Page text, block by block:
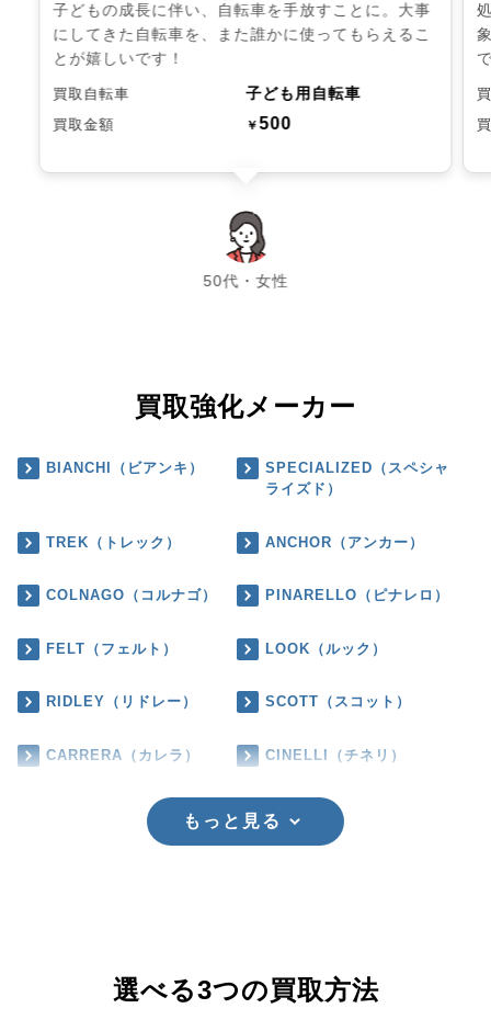
子どもの成長に伴い、自転車を手放すことに。大事
にしてきた自転車を、また誰かに使ってもらえるこ
とが嬉しいです！
買取自転車 子ども用自転車
買取金額 ￥500
50代・女性
chevron_left chevron_right
買取強化メーカー
BIANCHI（ビアンキ）
SPECIALIZED（スペシャ
ライズド）
TREK（トレック） ANCHOR（アンカー）
COLNAGO（コルナゴ） PINARELLO（ピナレロ）
FELT（フェルト） LOOK（ルック）
RIDLEY（リドレー） SCOTT（スコット）
CARRERA（カレラ） CINELLI（チネリ）
もっと見る
選べる3つの買取方法